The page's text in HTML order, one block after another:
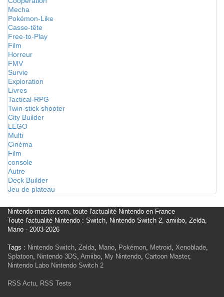
Mecha
Pokémon-Like
Casse-tête
Free-to-Play
Film
Horreur
FMV
Survie
Exploration
Livres
Tactical-RPG
Twin-stick shooter
City Builder
LEGO
Multi
Cinéma
Film
console
Autre
Deck Builder
Jeu de plateau
Nintendo-master.com, toute l'actualité Nintendo en France
Toute l'actualité Nintendo : Switch, Nintendo Switch 2, amiibo, Zelda,
Mario - 2003-2026
Tags : Nintendo Switch, Zelda, Mario, Pokémon, Metroid, Xenoblade,
Splatoon, Nintendo 3DS, Amiibo, My Nintendo, Cartoon Master,
Nintendo Labo Nintendo Switch 2
RSS Actu, RSS Tests